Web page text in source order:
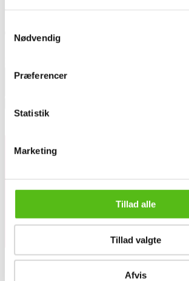
Nødvendig
Præferencer
Statistik
Marketing
Tillad alle
Tillad valgte
Afvis
Transportpriser
Select country
tilbud direkte i din email.